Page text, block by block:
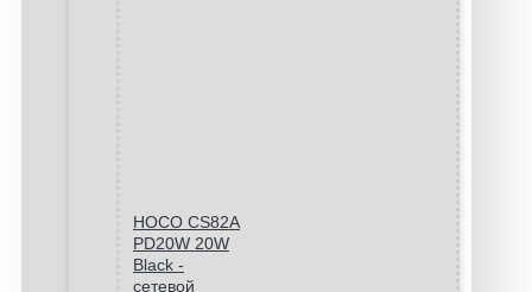
HOCO CS82A
PD20W 20W
Black -
сетевой